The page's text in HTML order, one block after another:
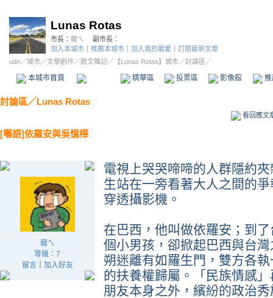
Lunas Rotas
市長： 龍ㄟ
副市長：
加入本城市
推薦本城市 加入我的最愛
訂閱最新文章
udn／城市／文學創作／散文雜記／ 【Lunas Rotas】城市／討論區／
本城市首頁 精華區 投票區 影像館
討論區／Lunas Rotas
看回應文
[囈語]依羅安與吳憶樺
龍ㄟ
等級：7
留言｜ 加入好友
電視上哭哭啼啼的人群隱約
生站在一旁看著大人之間的
穿透攝影機。
在巴西，他叫做依羅安；到
個小男孩，卻掀起巴西與台
朔迷離有如羅生門，雙方各
的扶養權歸屬。「民族情感
朋友本身之外，繽紛的政治